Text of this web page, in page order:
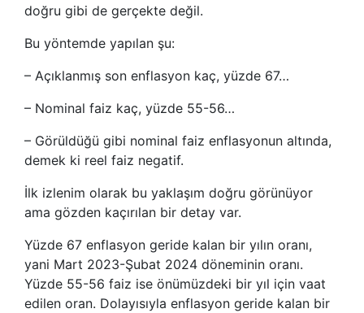
doğru gibi de gerçekte değil.
Bu yöntemde yapılan şu:
– Açıklanmış son enflasyon kaç, yüzde 67…
– Nominal faiz kaç, yüzde 55-56…
– Görüldüğü gibi nominal faiz enflasyonun altında,
demek ki reel faiz negatif.
İlk izlenim olarak bu yaklaşım doğru görünüyor
ama gözden kaçırılan bir detay var.
Yüzde 67 enflasyon geride kalan bir yılın oranı,
yani Mart 2023-Şubat 2024 döneminin oranı.
Yüzde 55-56 faiz ise önümüzdeki bir yıl için vaat
edilen oran. Dolayısıyla enflasyon geride kalan bir